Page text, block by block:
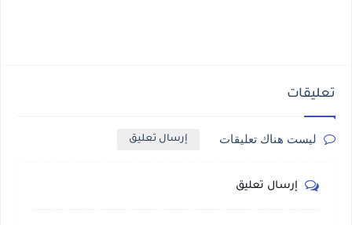
تعليقات
ليست هناك تعليقات إرسال تعليق
إرسال تعليق